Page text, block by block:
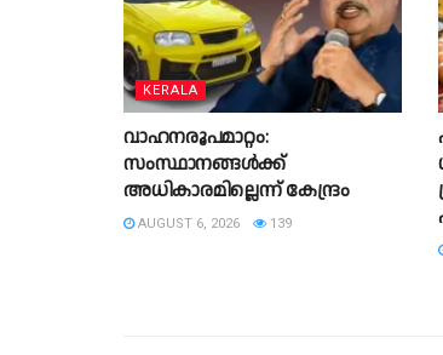
KERALA
വാഹനരൂപമാറ്റം:
സംസ്ഥാനങ്ങൾക്ക്
അധികാരമില്ലെന്ന് കേന്ദ്രം
AUGUST 6, 2026 139